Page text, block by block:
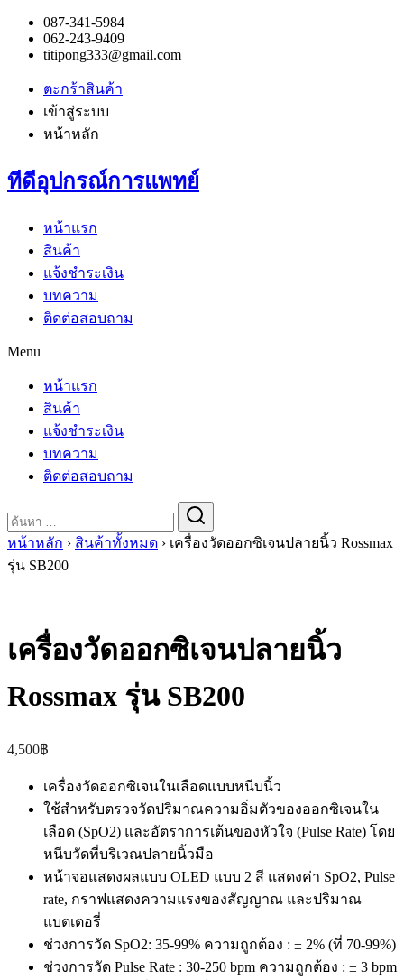
087-341-5984
062-243-9409
titipong333@gmail.com
ตะกร้าสินค้า
เข้าสู่ระบบ
หน้าหลัก
ทีดีอุปกรณ์การแพทย์
หน้าแรก
สินค้า
แจ้งชำระเงิน
บทความ
ติดต่อสอบถาม
Menu
หน้าแรก
สินค้า
แจ้งชำระเงิน
บทความ
ติดต่อสอบถาม
for:
หน้าหลัก › สินค้าทั้งหมด › เครื่องวัดออกซิเจนปลายนิ้ว Rossmax
รุ่น SB200
เครื่องวัดออกซิเจนปลายนิ้ว
Rossmax รุ่น SB200
4,500฿
เครื่องวัดออกซิเจนในเลือดแบบหนีบนิ้ว
ใช้สำหรับตรวจวัดปริมาณความอิ่มตัวของออกซิเจนใน
เลือด (SpO2) และอัตราการเต้นของหัวใจ (Pulse Rate) โดย
หนีบวัดที่บริเวณปลายนิ้วมือ
หน้าจอแสดงผลแบบ OLED แบบ 2 สี แสดงค่า SpO2, Pulse
rate, กราฟแสดงความแรงของสัญญาณ และปริมาณ
แบตเตอรี่
ช่วงการวัด SpO2: 35-99% ความถูกต้อง : ± 2% (ที่ 70-99%)
ช่วงการวัด Pulse Rate : 30-250 bpm ความถูกต้อง : ± 3 bpm